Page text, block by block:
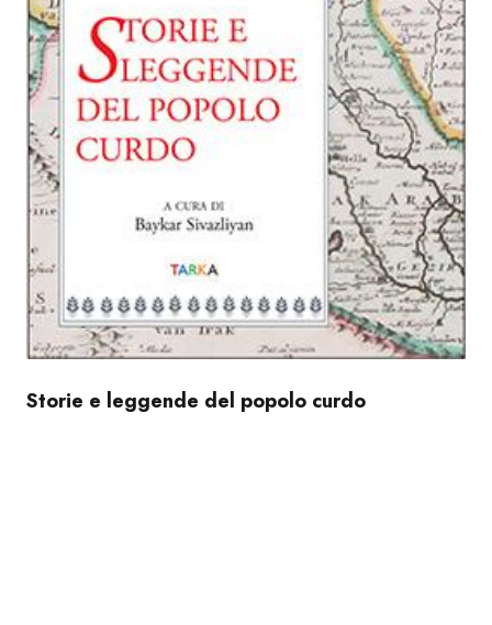
Storie e leggende del popolo curdo